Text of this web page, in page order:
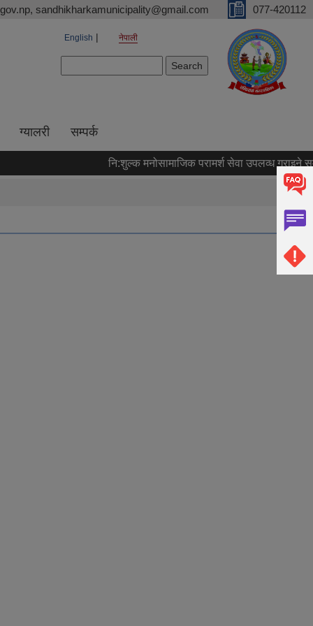
sandhikharkamunicipality@gmail.com 077-420112
English नेपाली
ग्यालरी सम्पर्क
नि:शुल्क मनोसामाजिक परामर्श सेवा उपलव्ध गराइने